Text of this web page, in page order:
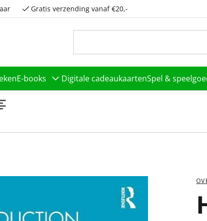
Gratis verzending vanaf €20,-
E-books Digitale cadeaukaartenSpel &